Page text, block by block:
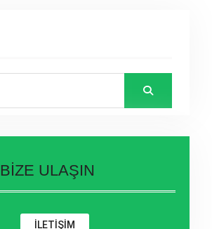
BİZE ULAŞIN
İLETİŞİM